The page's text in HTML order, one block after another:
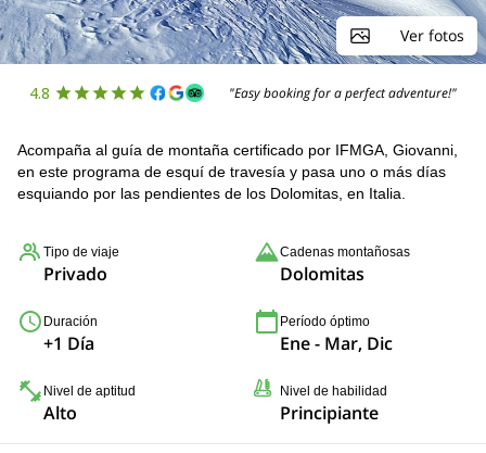
Ver fotos
4.8 "Easy booking for a perfect adventure!"
Acompaña al guía de montaña certificado por IFMGA, Giovanni,
en este programa de esquí de travesía y pasa uno o más días
esquiando por las pendientes de los Dolomitas, en Italia.
Tipo de viaje
Privado
Cadenas montañosas
Dolomitas
Duración
+1 Día
Período óptimo
Ene - Mar, Dic
Nivel de aptitud
Alto
Nivel de habilidad
Principiante